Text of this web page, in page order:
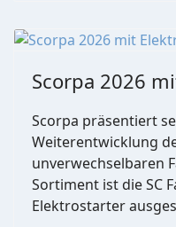
Scorpa 2026
Scorpa präsentiert
Weiterentwicklung
unverwechselbaren
Sortiment ist die SC
Elektrostarter